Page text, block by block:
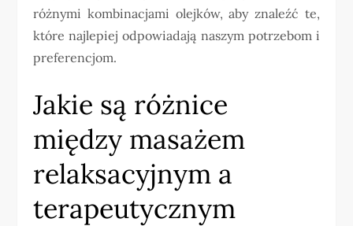
różnymi kombinacjami olejków, aby znaleźć te,
które najlepiej odpowiadają naszym potrzebom i
preferencjom.
Jakie są różnice
między masażem
relaksacyjnym a
terapeutycznym